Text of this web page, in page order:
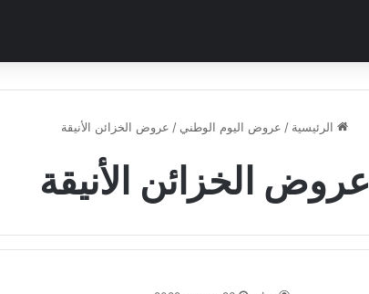
الرئيسية / عروض اليوم الوطني / عروض الخزائن الأنيقة
عروض الخزائن الأنيقة